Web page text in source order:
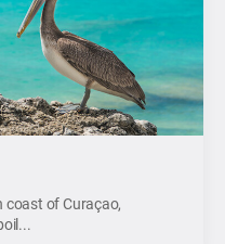
coast of Curaçao,